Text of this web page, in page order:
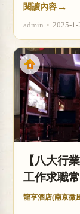
閱讀內容 →
admin • 2025-1-
【八大行
工作求職
龍亨酒店(南京微